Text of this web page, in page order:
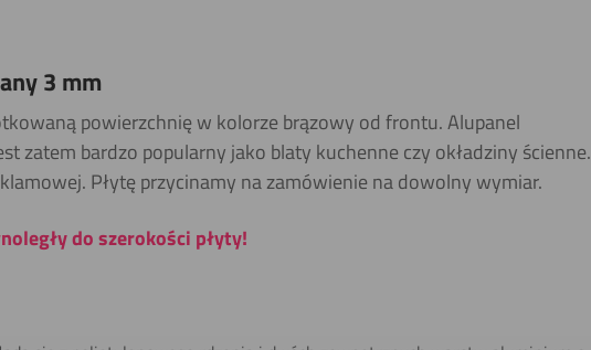
3 mm
powierzchnię w kolorze brązowy od frontu. Alupanel
zatem bardzo popularny jako blaty kuchenne czy okładziny ścienne.
Płytę przycinamy na zamówienie na dowolny wymiar.
do szerokości płyty!